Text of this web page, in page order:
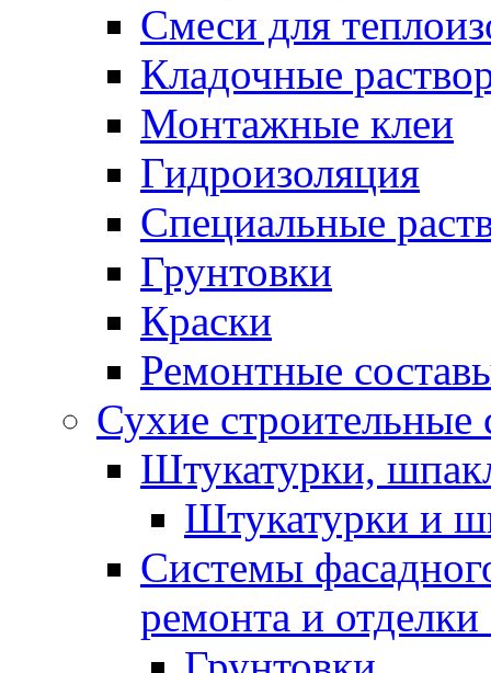
Смеси для
Кладочные
Монтажные клеи
Гидроизоляция
Специальные
Грунтовки
Краски
Ремонтные
Сухие
Штукатурки,
Штукатурки и
Системы
ремонта и отделки